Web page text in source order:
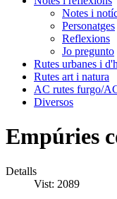
Notes i
Personatges
Reflexions
Jo pregunto
Rutes urbanes i
Rutes art i natura
AC rutes furgo/
Diversos
Empúries
Detalls
Vist: 2089